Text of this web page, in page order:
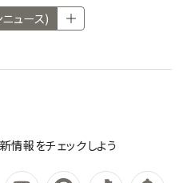
ュース)
情報をチェックしよう